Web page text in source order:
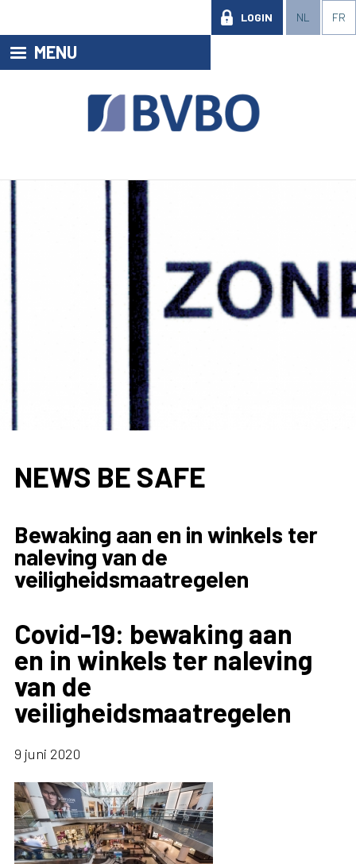
NL FR
LOGIN
MENU
NEWS BE SAFE
Bewaking aan en in winkels ter
naleving van de
veiligheidsmaatregelen
Covid-19: bewaking aan
en in winkels ter naleving
van de
veiligheidsmaatregelen
9 juni 2020